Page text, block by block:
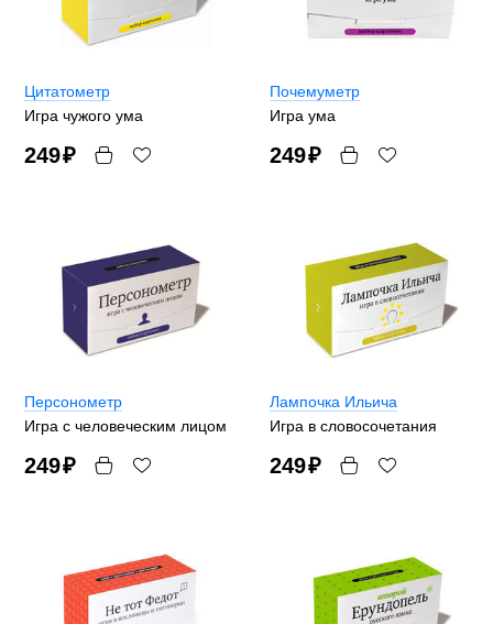
Цитатометр
Игра чужого ума
249₽
Почемуметр
Игра ума
249₽
Персонометр
Игра с человеческим лицом
249₽
Лампочка Ильича
Игра в словосочетания
249₽